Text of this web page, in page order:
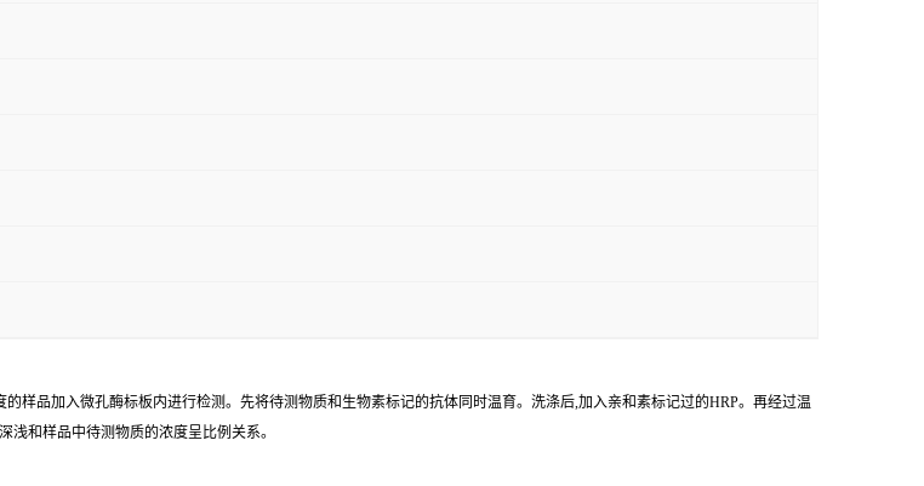
样品加入微孔酶标板内进行检测。先将待测物质和生物素标记的抗体同时温育。洗涤后,加入亲和素标记过的HRP。再经过温
和样品中待测物质的浓度呈比例关系。